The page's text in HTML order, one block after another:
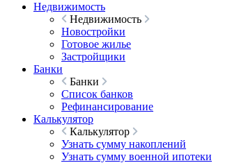
Недвижимость
Недвижимость
Новостройки
Готовое жилье
Застройщики
Банки
Банки
Список банков
Рефинансирование
Калькулятор
Калькулятор
Узнать сумму накоплений
Узнать сумму военной ипотеки